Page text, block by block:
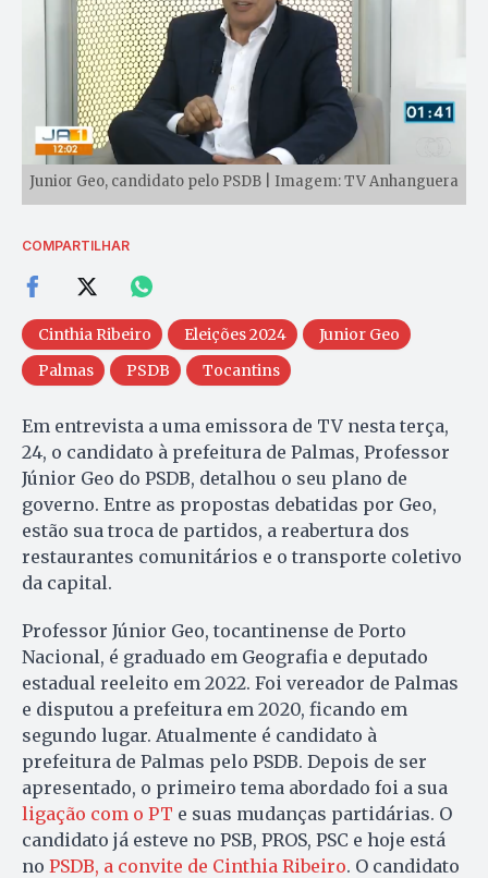
Junior Geo, candidato pelo PSDB | Imagem: TV Anhanguera
COMPARTILHAR
Cinthia Ribeiro Eleições 2024
Junior Geo
Palmas
PSDB Tocantins
Em entrevista a uma emissora de TV nesta terça,
24, o candidato à prefeitura de Palmas, Professor
Júnior Geo do PSDB, detalhou o seu plano de
governo. Entre as propostas debatidas por Geo,
estão sua troca de partidos, a reabertura dos
restaurantes comunitários e o transporte coletivo
da capital.
Professor Júnior Geo, tocantinense de Porto
Nacional, é graduado em Geografia e deputado
estadual reeleito em 2022. Foi vereador de Palmas
e disputou a prefeitura em 2020, ficando em
segundo lugar. Atualmente é candidato à
prefeitura de Palmas pelo PSDB. Depois de ser
apresentado, o primeiro tema abordado foi a sua
ligação com o PT e suas mudanças partidárias. O
candidato já esteve no PSB, PROS, PSC e hoje está
no PSDB, a convite de Cinthia Ribeiro. O candidato